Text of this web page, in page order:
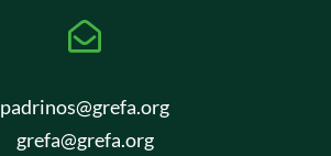

padrinos@grefa.org
grefa@grefa.org